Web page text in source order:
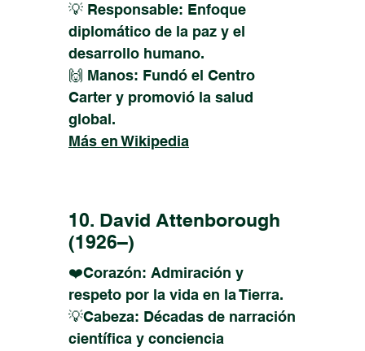
💡 Responsable: Enfoque
diplomático de la paz y el
desarrollo humano.
🙌 Manos: Fundó el Centro
Carter y promovió la salud
global.
Más en Wikipedia
10. David Attenborough
(1926–)
❤️Corazón: Admiración y
respeto por la vida en la Tierra.
💡Cabeza: Décadas de narración
científica y conciencia